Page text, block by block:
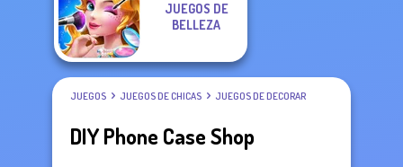
JUEGOS DE
BELLEZA
JUEGOS JUEGOS DE CHICAS JUEGOS DE DECORAR
DIY Phone Case Shop